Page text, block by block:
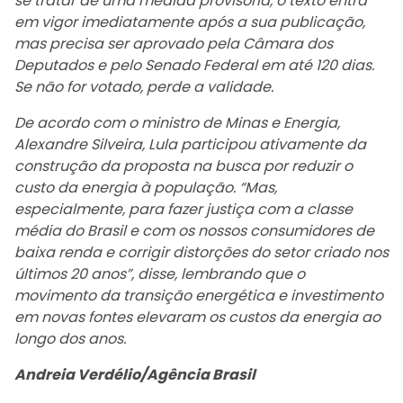
em vigor imediatamente após a sua publicação,
mas precisa ser aprovado pela Câmara dos
Deputados e pelo Senado Federal em até 120 dias.
Se não for votado, perde a validade.
De acordo com o ministro de Minas e Energia,
Alexandre Silveira, Lula participou ativamente da
construção da proposta na busca por reduzir o
custo da energia à população. “Mas,
especialmente, para fazer justiça com a classe
média do Brasil e com os nossos consumidores de
baixa renda e corrigir distorções do setor criado nos
últimos 20 anos”, disse, lembrando que o
movimento da transição energética e investimento
em novas fontes elevaram os custos da energia ao
longo dos anos.
Andreia Verdélio/Agência Brasil